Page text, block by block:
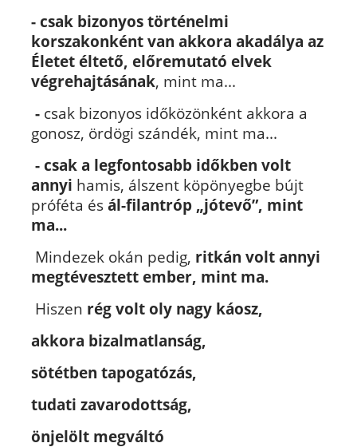
- csak bizonyos történelmi
korszakonként van akkora akadálya az
Életet éltető, előremutató elvek
végrehajtásának, mint ma...
-csak bizonyos időközönként akkora a
gonosz, ördögi szándék, mint ma...
- csak a legfontosabb időkben volt
annyi hamis, álszent köpönyegbe bújt
próféta ésál-filantróp „jótevő”, mint
ma...
Mindezek okán pedig, ritkán volt annyi
megtévesztett ember, mint ma.
Hiszen rég volt oly nagy káosz,
akkora bizalmatlanság,
sötétben tapogatózás,
tudati zavarodottság,
önjelölt megváltó